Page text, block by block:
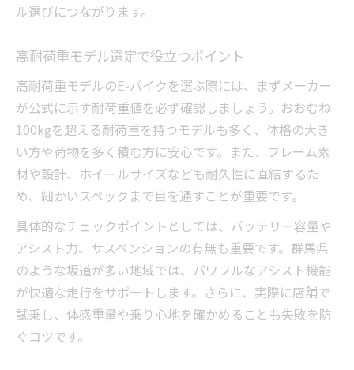
ル選びにつながります。
高耐荷重モデル選定で役立つポイント
高耐荷重モデルのE-バイクを選ぶ際には、まずメーカー
が公式に示す耐荷重値を必ず確認しましょう。おおむね
100kgを超える耐荷重を持つモデルも多く、体格の大き
い方や荷物を多く積む方に安心です。また、フレーム素
材や設計、ホイールサイズなども耐久性に直結するた
め、細かいスペックまで目を通すことが重要です。
具体的なチェックポイントとしては、バッテリー容量や
アシスト力、サスペンションの有無も重要です。群馬県
のような坂道が多い地域では、パワフルなアシスト機能
が快適な走行をサポートします。さらに、実際に店舗で
試乗し、体感重量や乗り心地を確かめることも失敗を防
ぐコツです。